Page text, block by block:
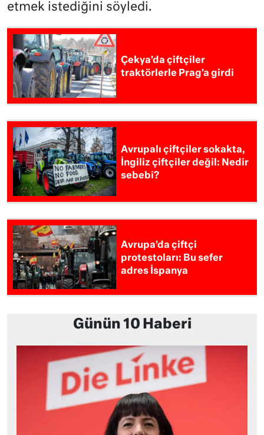
etmek istediğini söyledi.
Çekya’da çiftçiler
traktörlerle Prag’a girdi
Avrupalı çiftçiler sokakta,
İngiliz çiftçiler değil: Nedir
sebebi?
Avrupa’da çiftçi
protestoları: Bu sefer
adres İspanya
Günün 10 Haberi